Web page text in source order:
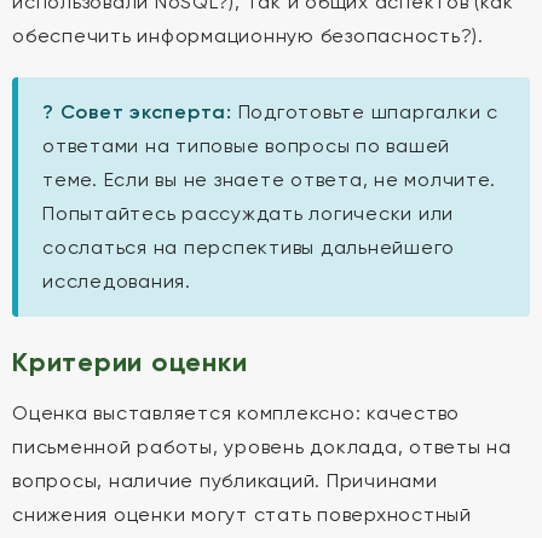
обеспечить информационную безопасность?).
? Совет эксперта: Подготовьте шпаргалки с
ответами на типовые вопросы по вашей
теме. Если вы не знаете ответа, не молчите.
Попытайтесь рассуждать логически или
сослаться на перспективы дальнейшего
исследования.
Критерии оценки
Оценка выставляется комплексно: качество
письменной работы, уровень доклада, ответы на
вопросы, наличие публикаций. Причинами
снижения оценки могут стать поверхностный